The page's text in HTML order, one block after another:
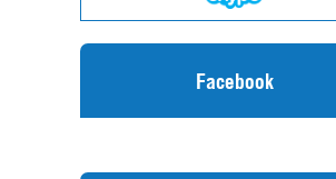
Facebook